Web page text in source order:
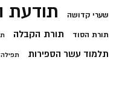
שערי קדושה תודעת
תורת הסוד תורת הקבלה
תלמוד עשר הספירות תפילה